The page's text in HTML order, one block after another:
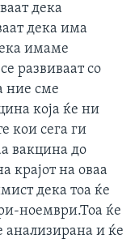
дека
дека има
имаме
развиваат со
ние сме
која ќе ни
кои сега ги
вакцина до
крајот на оваа
дека тоа ќе
ноември.Тоа ќе
анализирана и ќе